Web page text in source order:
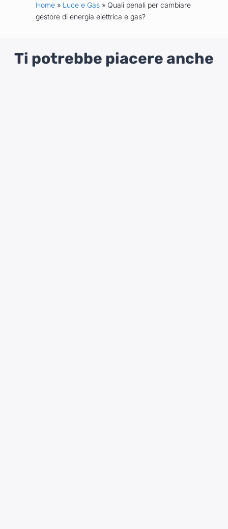
Home» Luce e Gas» Quali penali per cambiare
gestore di energia elettrica e gas?
Ti potrebbe piacere anche